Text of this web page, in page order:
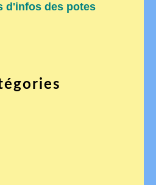
d'infos des potes